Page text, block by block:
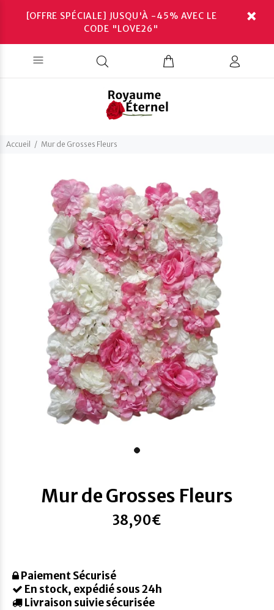
[OFFRE SPÉCIALE] JUSQU'À -45% AVEC LE
CODE "LOVE26"
Accueil Mur de Grosses Fleurs
Mur de Grosses Fleurs
38,90€
Paiement Sécurisé
En stock, expédié sous 24h
Livraison suivie sécurisée